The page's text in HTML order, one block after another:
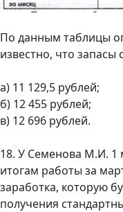
По данным таблицы
известно, что
а) 11 129,5 рублей;
б) 12 455 рублей;
в) 12 696 рублей.
18. У Семенова М.И. 1
итогам работы за
заработка, которую
получения